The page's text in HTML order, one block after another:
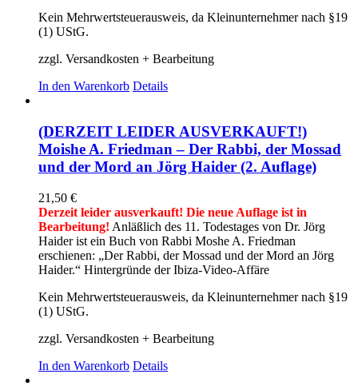
Kein Mehrwertsteuerausweis, da Kleinunternehmer nach §19
(1) UStG.
zzgl. Versandkosten + Bearbeitung
In den Warenkorb Details
(DERZEIT LEIDER AUSVERKAUFT!)
Moishe A. Friedman – Der Rabbi, der Mossad
und der Mord an Jörg Haider (2. Auflage)
21,50 €
Derzeit leider ausverkauft! Die neue Auflage ist in
Bearbeitung! Anläßlich des 11. Todestages von Dr. Jörg
Haider ist ein Buch von Rabbi Moshe A. Friedman
erschienen: „Der Rabbi, der Mossad und der Mord an Jörg
Haider.“ Hintergründe der Ibiza-Video-Affäre
Kein Mehrwertsteuerausweis, da Kleinunternehmer nach §19
(1) UStG.
zzgl. Versandkosten + Bearbeitung
In den Warenkorb Details